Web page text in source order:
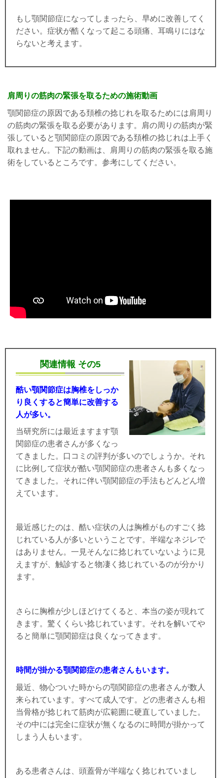
もし顎関節症になってしまったら、早めに改善してく
ださい。症状が酷くなって起こる頭痛、耳鳴りにはな
らないと考えます。
肩周りの筋肉の緊張を取るための施術動画
顎関節症の原因である頚椎の捻じれを取るためには肩周り
の筋肉の緊張を取る必要があります。肩の周りの筋肉が緊
張していると顎関節症の原因である頚椎の捻じれは上手く
取れません。下記の動画は、肩周りの筋肉の緊張を取る施
術をしているところです。参考にしてください。
関連情報 その5
酷い顎関節症は胸椎をしっか
り良くすると簡単に改善する
人が多い。
当研究所には最近ますます顎
関節症の患者さんが多くなっ
てきました。口コミの評判が多いのでしょうか。それ
に比例して症状が酷い顎関節症の患者さんも多くなっ
てきました。それに伴い顎関節症の手法もどんどん増
えています。
最近感じたのは、酷い症状の人は胸椎がものすごく捻
じれている人が多いということです。半端なネジレで
はありません。一見そんなに捻じれていないように見
えますが、触診すると物凄く捻じれているのが分かり
ます。
さらに胸椎が少しほどけてくると、本当の姿が現れて
きます。驚くくらい捻じれています。それを解いてや
ると簡単に顎関節症は良くなってきます。
時間が掛かる顎関節症の患者さんもいます。
最近、物心ついた時からの顎関節症の患者さんが数人
来られています。すべて成人です。どの患者さんも相
当骨格が捻じれて筋肉が広範囲に硬直していました。
その中には完全に症状が無くなるのに時間が掛かって
しまう人もいます。
ある患者さんは、頭蓋骨が半端なく捻じれていまし